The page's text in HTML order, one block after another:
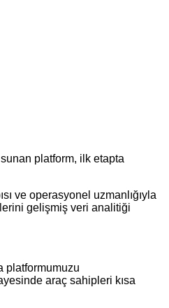
platform, ilk etapta
ve operasyonel uzmanlığıyla
gelişmiş veri analitiği
platformumuzu
araç sahipleri kısa